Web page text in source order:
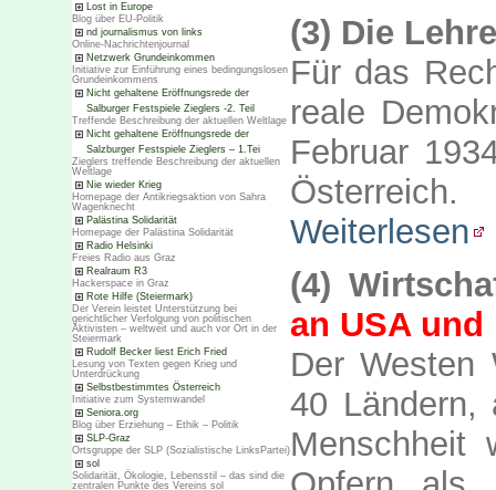
Lost in Europe
Blog über EU-Politik
nd journalismus von links
Online-Nachrichtenjournal
Netzwerk Grundeinkommen
Initiative zur Einführung eines bedingungslosen
Grundeinkommens
Nicht gehaltene Eröffnungsrede der
Salburger Festspiele Zieglers -2. Teil
Treffende Beschreibung der aktuellen Weltlage
Nicht gehaltene Eröffnungsrede der
Salzburger Festspiele Zieglers – 1.Tei
Zieglers treffende Beschreibung der aktuellen
Weltlage
Nie wieder Krieg
Homepage der Antikriegsaktion von Sahra
Wagenknecht
Palästina Solidarität
Homepage der Palästina Solidarität
Radio Helsinki
Freies Radio aus Graz
Realraum R3
Hackerspace in Graz
Rote Hilfe (Steiermark)
Der Verein leistet Unterstützung bei
gerichtlicher Verfolgung von politischen
Aktivisten – weltweit und auch vor Ort in der
Steiermark
Rudolf Becker liest Erich Fried
Lesung von Texten gegen Krieg und
Unterdrückung
Selbstbestimmtes Österreich
Initiative zum Systemwandel
Seniora.org
Blog über Erziehung – Ethik – Politik
SLP-Graz
Ortsgruppe der SLP (Sozialistische LinksPartei)
sol
Solidarität, Ökologie, Lebensstil – das sind die
zentralen Punkte des Vereins sol
(3) Die
Für das
reale
Februar
Österreich.
Weiterlesen
(4)
an USA
Der Westen
40 Ländern,
Menschheit